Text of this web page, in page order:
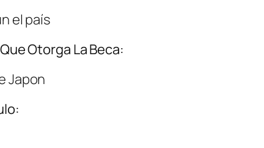
el país
Otorga La Beca:
Japon